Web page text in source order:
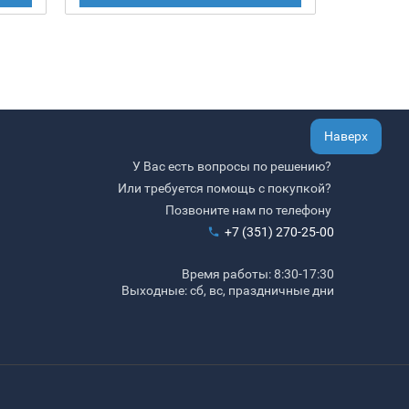
У Вас есть вопросы по решению?
Или требуется помощь с покупкой?
Позвоните нам по телефону
+7 (351) 270-25-00
Время работы: 8:30-17:30
Выходные: сб, вс, праздничные дни
Наверх